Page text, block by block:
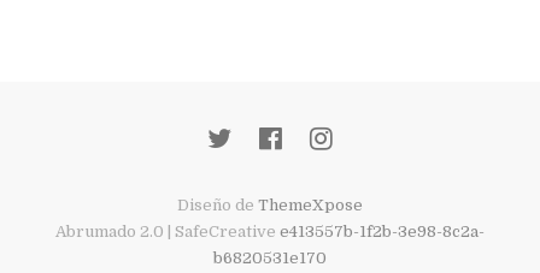
Diseño de ThemeXpose
Abrumado 2.0 | SafeCreative e413557b-1f2b-3e98-8c2a-
b6820531e170